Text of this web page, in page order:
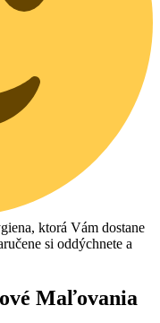
ktorá Vám dostane
si oddýchnete a
Maľovania